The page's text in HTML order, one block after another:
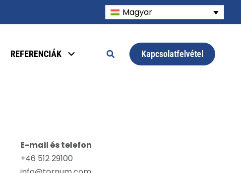
Magyar
REFERENCIÁK Kapcsolatfelvétel
E-mail és telefon
+46 512 29100